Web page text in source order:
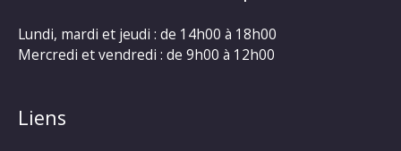
Lundi, mardi et jeudi : de 14h00 à 18h00
Mercredi et vendredi : de 9h00 à 12h00
Liens